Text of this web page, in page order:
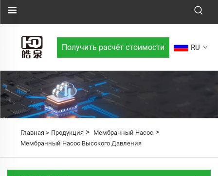
Получить расчёт стоимости RU
Главная > Продукция> Мембранный Насос>
Мембранный Насос Высокого Давления